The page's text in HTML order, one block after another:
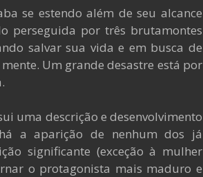
se estendo além de seu alcance
perseguida por três brutamontes
salvar sua vida e em busca de
Um grande desastre está por
uma descrição e desenvolvimento
a aparição de nenhum dos já
significante (exceção à mulher
o protagonista mais maduro e